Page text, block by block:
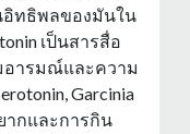
อิทธิพลของมันใน
เป็นสารสื่อ
ารมณ์และความ
Garcinia
ากและการกิน